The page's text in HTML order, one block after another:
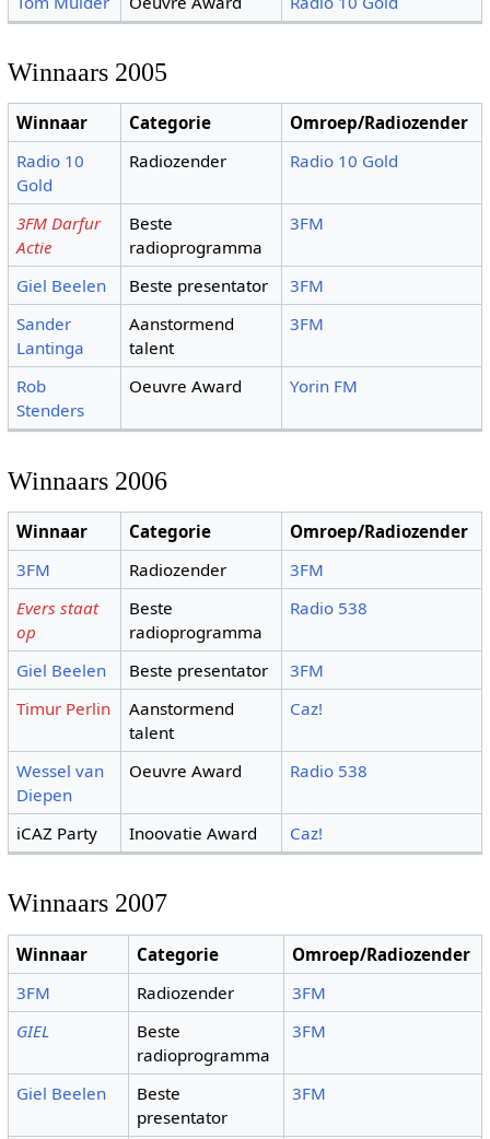
Winnaars 2005
Winnaar Categorie
Omroep/Radiozender
Radio 10
Gold
Radiozender Radio 10 Gold
3FM Darfur
Actie
Beste
radioprogramma
3FM
Giel Beelen Beste presentator
3FM
Sander
Lantinga
Aanstormend
talent
3FM
Rob
Stenders
Oeuvre Award Yorin FM
Winnaars 2006
Winnaar Categorie
Omroep/Radiozender
3FM
Radiozender
3FM
Evers staat
op
Beste
radioprogramma
Radio 538
Giel Beelen Beste presentator
3FM
Timur Perlin
Aanstormend
talent
Caz!
Wessel van
Diepen
Oeuvre Award Radio 538
iCAZ Party Inoovatie Award Caz!
Winnaars 2007
Winnaar Categorie
Omroep/Radiozender
3FM
Radiozender
3FM
GIEL
Beste
radioprogramma
3FM
Giel Beelen
Beste
presentator
3FM